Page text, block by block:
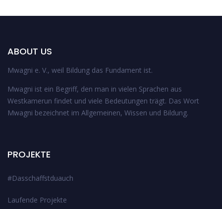
ABOUT US
Mwagni e. V., weil Bildung das Fundament ist.
Mwagni ist ein Begriff, den man in vielen Sprachen aus
Westkamerun findet und viele Bedeutungen trägt. Das Wort
Mwagni bezeichnet im Allgemeinen, Wissen und Bildung.
PROJEKTE
#Dasschaffstduauch
Laufende Projekte